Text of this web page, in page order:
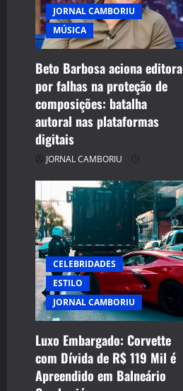
JORNAL CAMBORIU
MÚSICA
Beto Barbosa aciona editora
por falhas na proteção de
composições: batalha
autoral nas plataformas
digitais
JORNAL CAMBORIU
CELEBRIDADES
ESTILO
JORNAL CAMBORIU
Luxo Embargado: Corvette
com Dívida de R$ 119 Mil é
Apreendido em Balneário